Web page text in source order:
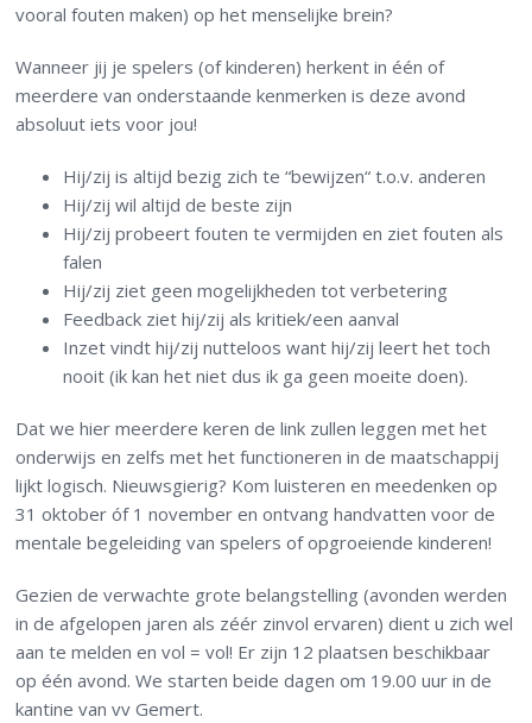
vooral fouten maken) op het menselijke brein?
Wanneer jij je spelers (of kinderen) herkent in één of
meerdere van onderstaande kenmerken is deze avond
absoluut iets voor jou!
Hij/zij is altijd bezig zich te “bewijzen“ t.o.v. anderen
Hij/zij wil altijd de beste zijn
Hij/zij probeert fouten te vermijden en ziet fouten als
falen
Hij/zij ziet geen mogelijkheden tot verbetering
Feedback ziet hij/zij als kritiek/een aanval
Inzet vindt hij/zij nutteloos want hij/zij leert het toch
nooit (ik kan het niet dus ik ga geen moeite doen).
Dat we hier meerdere keren de link zullen leggen met het
onderwijs en zelfs met het functioneren in de maatschappij
lijkt logisch. Nieuwsgierig? Kom luisteren en meedenken op
31 oktober óf 1 november en ontvang handvatten voor de
mentale begeleiding van spelers of opgroeiende kinderen!
Gezien de verwachte grote belangstelling (avonden werden
in de afgelopen jaren als zéér zinvol ervaren) dient u zich wel
aan te melden en vol = vol! Er zijn 12 plaatsen beschikbaar
op één avond. We starten beide dagen om 19.00 uur in de
kantine van vv Gemert.